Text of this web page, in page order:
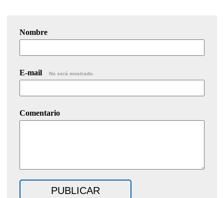
Nombre
E-mail No será mostrado.
Comentario